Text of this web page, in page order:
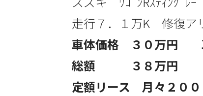
走行７．１ 万K 修復ア
車体価格 ３０万円
総額 ３８万円
定額リース 月々２０